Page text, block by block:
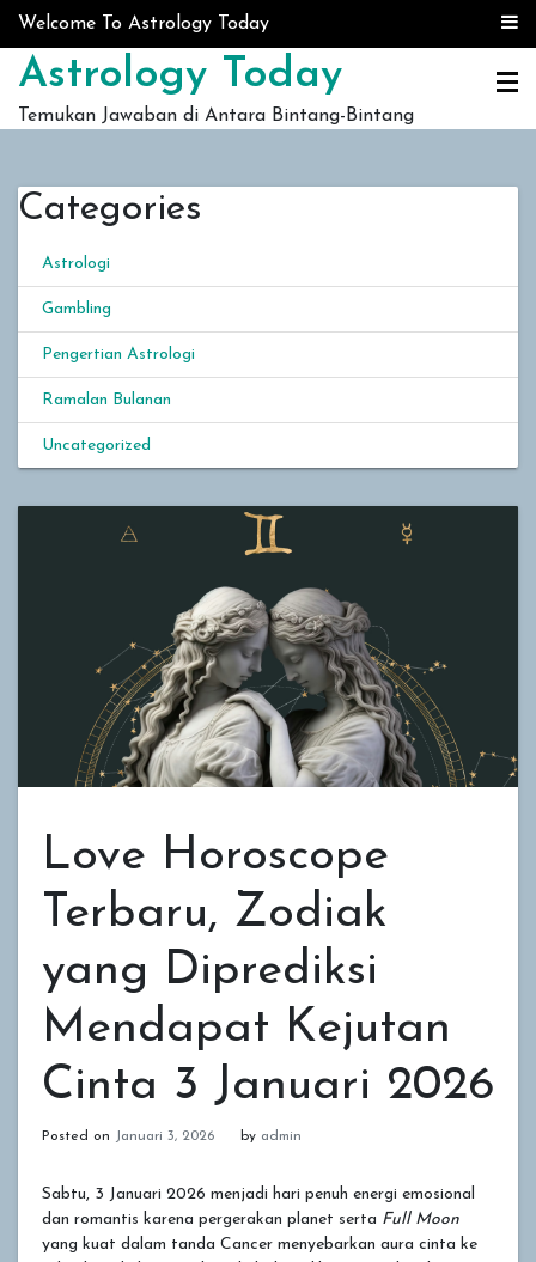
Skip to content
Welcome To Astrology Today
Astrology Today
Temukan Jawaban di Antara Bintang-Bintang
Categories
Astrologi
Gambling
Pengertian Astrologi
Ramalan Bulanan
Uncategorized
Love Horoscope
Terbaru, Zodiak
yang Diprediksi
Mendapat Kejutan
Cinta 3 Januari 2026
Posted on Januari 3, 2026 by admin
Sabtu, 3 Januari 2026 menjadi hari penuh energi emosional
dan romantis karena pergerakan planet serta Full Moon
yang kuat dalam tanda Cancer menyebarkan aura cinta ke